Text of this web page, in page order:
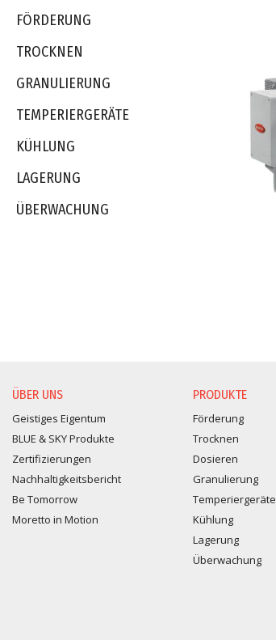
FÖRDERUNG
TROCKNEN
GRANULIERUNG
TEMPERIERGERÄTE
KÜHLUNG
LAGERUNG
ÜBERWACHUNG
ÜBER UNS
Geistiges Eigentum
BLUE & SKY Produkte
Zertifizierungen
Nachhaltigkeitsbericht
Be Tomorrow
Moretto in Motion
PRODUKTE
Förderung
Trocknen
Dosieren
Granulierung
Temperiergeräte
Kühlung
Lagerung
Überwachung